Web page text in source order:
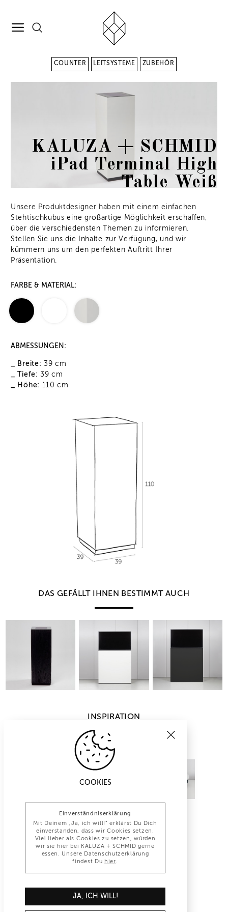
COUNTER LEITSYSTEME ZUBEHÖR
KALUZA + SCHMID
iPad Terminal High
Table Weiß
Unsere Produktdesigner haben mit einem einfachen
Stehtischkubus eine großartige Möglichkeit erschaffen,
über die verschiedensten Themen zu informieren.
Stellen Sie uns die Inhalte zur Verfügung, und wir
kümmern uns um den perfekten Auftritt Ihrer
Präsentation.
FARBE & MATERIAL:
ABMESSUNGEN:
_ Breite: 39 cm
_ Tiefe: 39 cm
_ Höhe: 110 cm
DAS GEFÄLLT IHNEN BESTIMMT AUCH
INSPIRATION
INFO@KALUZA-SCHMID.DE
+49 (0)30 847 1277 0
COOKIES
Einverständniserklärung
Mit Deinem „Ja, ich will!“ erklärst Du Dich
einverstanden, dass wir Cookies setzen.
Viel lieber als Cookies zu setzen, würden
wir sie hier bei KALUZA + SCHMID gerne
essen. Unsere Datenschutzerklärung
findest Du hier
JA, ICH WILL!